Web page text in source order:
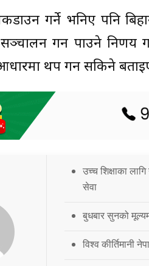
गर्ने भनिए पनि
गर्न पाउने निर्णय
थप गर्न सकिने
उच्च शिक्षाका
सेवा
बुधबार सुनको
विश्व कीर्तिमानी